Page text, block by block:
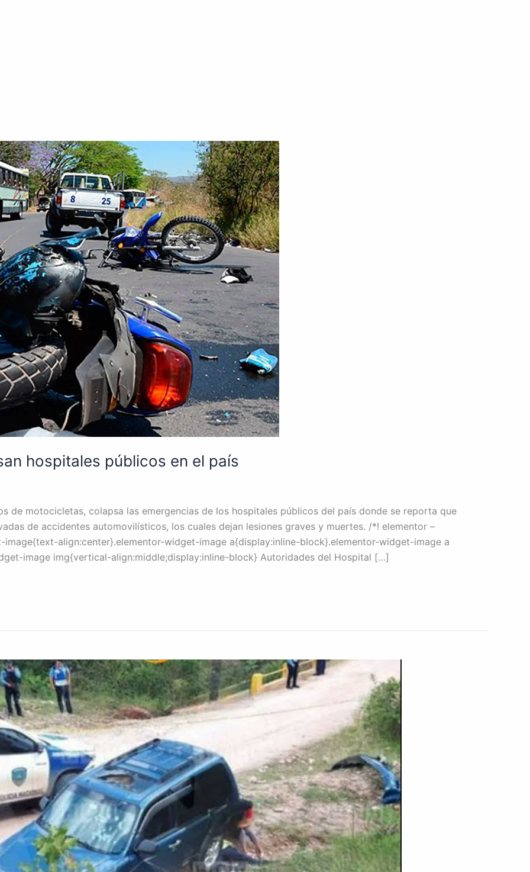
hospitales públicos en el país
de motocicletas, colapsa las emergencias de los hospitales públicos del país donde se reporta que
de accidentes automovilísticos, los cuales dejan lesiones graves y muertes. /*! elementor –
align:center}.elementor-widget-image a{display:inline-block}.elementor-widget-image a
image img{vertical-align:middle;display:inline-block} Autoridades del Hospital […]